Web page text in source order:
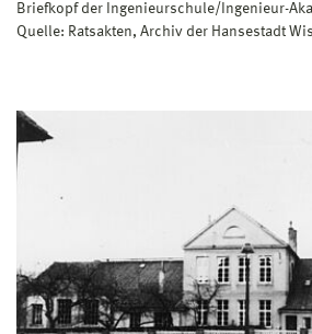
Briefkopf der Ingenieurschule/Ingenieur-
Quelle: Ratsakten, Archiv der Hansestadt